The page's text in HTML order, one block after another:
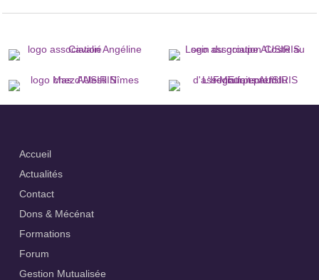
Accueil
Actualités
Contact
Dons & Mécénat
Formations
Forum
Gestion Mutualisée